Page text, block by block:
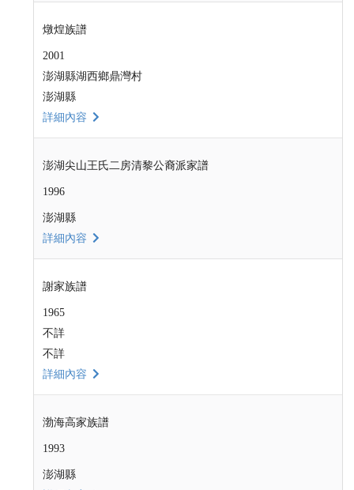
燉煌族譜
2001
澎湖縣湖西鄉鼎灣村
澎湖縣
詳細內容
澎湖尖山王氏二房清黎公裔派家譜
1996
澎湖縣
詳細內容
謝家族譜
1965
不詳
不詳
詳細內容
渤海高家族譜
1993
澎湖縣